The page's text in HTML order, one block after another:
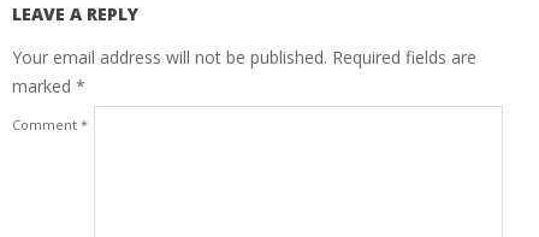
LEAVE A REPLY
Your email address will not be published. Required fields are
marked *
Comment *